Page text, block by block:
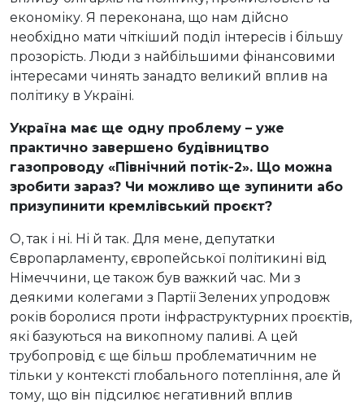
економіку. Я переконана, що нам дійсно
необхідно мати чіткіший поділ інтересів і більшу
прозорість. Люди з найбільшими фінансовими
інтересами чинять занадто великий вплив на
політику в Україні.
Україна має ще одну проблему – уже
практично завершено будівництво
газопроводу «Північний потік-2». Що можна
зробити зараз? Чи можливо ще зупинити або
призупинити кремлівський проєкт?
О, так і ні. Ні й так. Для мене, депутатки
Європарламенту, європейської політикині від
Німеччини, це також був важкий час. Ми з
деякими колегами з Партії Зелених упродовж
років боролися проти інфраструктурних проєктів,
які базуються на викопному паливі. А цей
трубопровід є ще більш проблематичним не
тільки у контексті глобального потепління, але й
тому, що він підсилює негативний вплив